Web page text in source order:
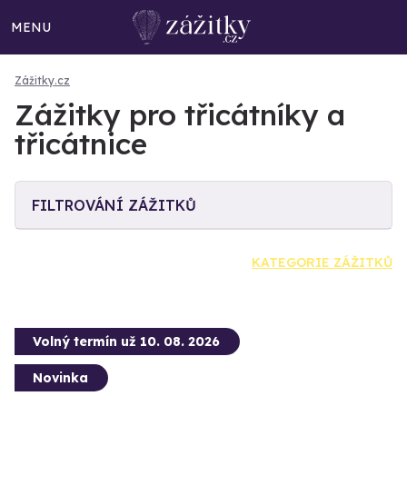
MENU
Zážitky.cz
Zážitky pro třicátníky a
třicátnice
FILTROVÁNÍ ZÁŽITKŮ
KATEGORIE ZÁŽITKŮ
Volný termín už 10. 08. 2026
Novinka